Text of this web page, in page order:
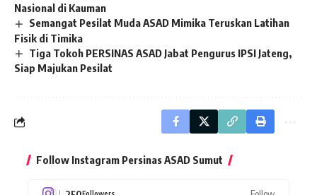
Nasional di Kauman
Semangat Pesilat Muda ASAD Mimika Teruskan Latihan
Fisik di Timika
Tiga Tokoh PERSINAS ASAD Jabat Pengurus IPSI Jateng,
Siap Majukan Pesilat
Follow Instagram Persinas ASAD Sumut